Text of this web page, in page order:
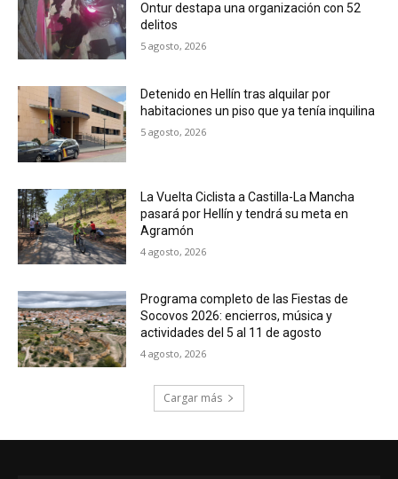
Ontur destapa una organización con 52
delitos
5 agosto, 2026
Detenido en Hellín tras alquilar por
habitaciones un piso que ya tenía inquilina
5 agosto, 2026
La Vuelta Ciclista a Castilla-La Mancha
pasará por Hellín y tendrá su meta en
Agramón
4 agosto, 2026
Programa completo de las Fiestas de
Socovos 2026: encierros, música y
actividades del 5 al 11 de agosto
4 agosto, 2026
Cargar más